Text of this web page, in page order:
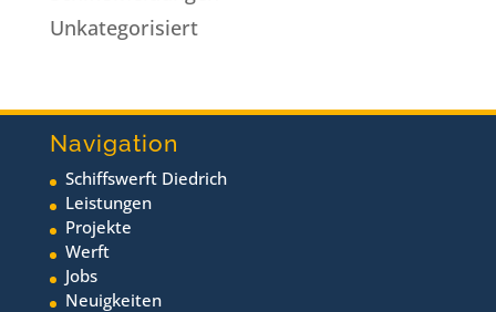
Unkategorisiert
Navigation
Schiffswerft Diedrich
Leistungen
Projekte
Werft
Jobs
Neuigkeiten